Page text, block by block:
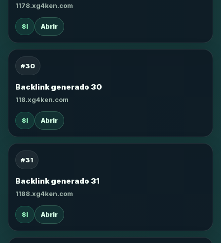
1178.xg4ken.com
SI Abrir
#30
Backlink generado 30
118.xg4ken.com
SI Abrir
#31
Backlink generado 31
1188.xg4ken.com
SI Abrir